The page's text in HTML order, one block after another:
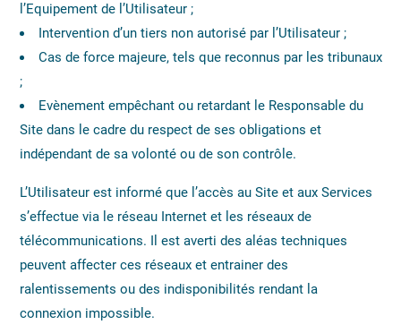
l’Equipement de l’Utilisateur ;
Intervention d’un tiers non autorisé par l’Utilisateur ;
Cas de force majeure, tels que reconnus par les tribunaux
;
Evènement empêchant ou retardant le Responsable du
Site dans le cadre du respect de ses obligations et
indépendant de sa volonté ou de son contrôle.
L’Utilisateur est informé que l’accès au Site et aux Services
s’effectue via le réseau Internet et les réseaux de
télécommunications. Il est averti des aléas techniques
peuvent affecter ces réseaux et entrainer des
ralentissements ou des indisponibilités rendant la
connexion impossible.